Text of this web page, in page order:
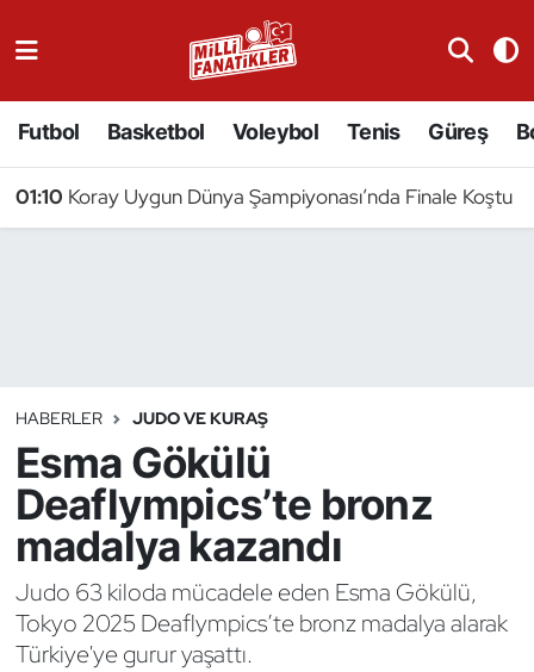
Futbol Basketbol Voleybol Tenis Güreş
01:10 Koray Uygun Dünya Şampiyonası’nda Finale Koştu
HABERLER JUDO VE KURAŞ
Esma Gökülü
Deaflympics’te bronz
madalya kazandı
Judo 63 kiloda mücadele eden Esma Gökülü,
Tokyo 2025 Deaflympics’te bronz madalya alarak
Türkiye'ye gurur yaşattı.
Badminton
Binicilik
Bisiklet
Bocce Bowling Dart
Boks